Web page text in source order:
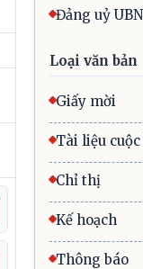
Đảng uỷ
Loại văn bản
Giấy mời
Tài liệu
Chỉ thị
Kế hoạch
Thông báo